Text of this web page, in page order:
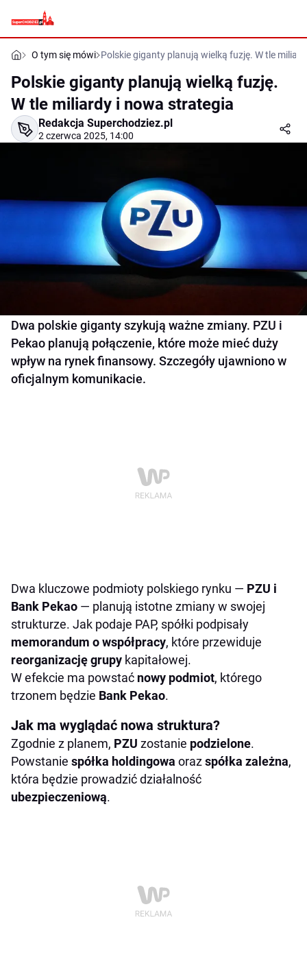
O tym się mówi Polskie giganty planują wielką fuzję. W tle
Polskie giganty planują wielką fuzję.
W tle miliardy i nowa strategia
Redakcja Superchodziez.pl
2 czerwca 2025, 14:00
Dwa polskie giganty szykują ważne zmiany. PZU i
Pekao planują połączenie, które może mieć duży
wpływ na rynek finansowy. Szczegóły ujawniono w
oficjalnym komunikacie.
Dwa kluczowe podmioty polskiego rynku — PZU i
Bank Pekao — planują istotne zmiany w swojej
strukturze. Jak podaje PAP, spółki podpisały
memorandum o współpracy, które przewiduje
reorganizację grupy kapitałowej.
W efekcie ma powstać nowy podmiot, którego
trzonem będzie Bank Pekao.
Jak ma wyglądać nowa struktura?
Zgodnie z planem, PZU zostanie podzielone.
Powstanie spółka holdingowa orazspółka zależna,
która będzie prowadzić działalność
ubezpieczeniową.